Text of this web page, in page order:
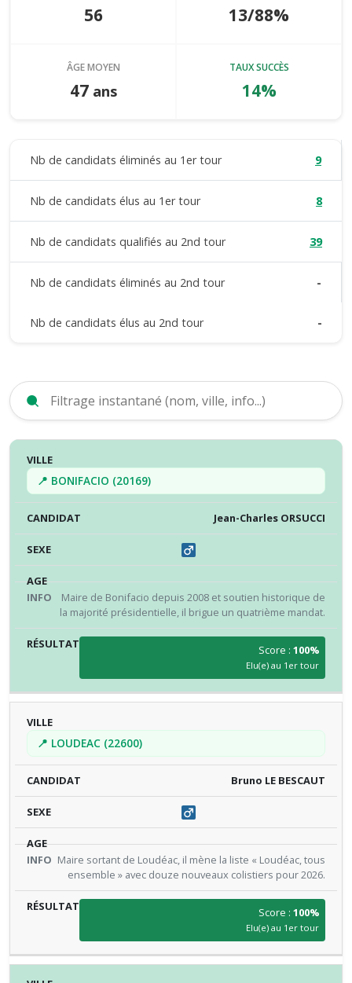
56 13/88%
ÂGE MOYEN
47 ans
TAUX SUCCÈS
14%
Nb de candidats éliminés au 1er tour 9
Nb de candidats élus au 1er tour 8
Nb de candidats qualifiés au 2nd tour 39
Nb de candidats éliminés au 2nd tour -
Nb de candidats élus au 2nd tour -
VILLE
📍 BONIFACIO (20169)
Jean-Charles ORSUCCI
Maire de Bonifacio depuis 2008 et soutien historique de
la majorité présidentielle, il brigue un quatrième mandat.
Score :100%
Elu(e) au 1er tour
📍 LOUDEAC (22600)
Bruno LE BESCAUT
Maire sortant de Loudéac, il mène la liste « Loudéac, tous
ensemble » avec douze nouveaux colistiers pour 2026.
Score :100%
Elu(e) au 1er tour